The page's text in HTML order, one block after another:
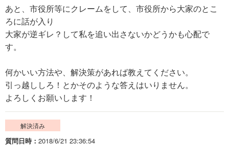
あと、市役所等にクレームをして、市役所から大家のとこ
ろに話が入り
大家が逆ギレ？して私を追い出さないかどうかも心配で
す。
何かいい方法や、解決策があれば教えてください。
引っ越ししろ！とかそのような答えはいりません。
よろしくお願いします！
解決済み
質問日時
2018/6/21 23:36:54